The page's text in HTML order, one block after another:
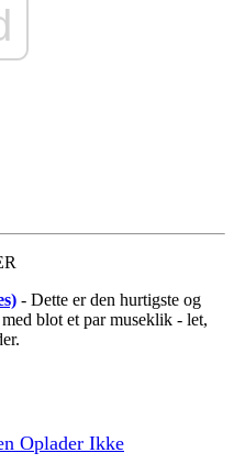
- Dette er den hurtigste og
blot et par museklik - let,
Oplader Ikke